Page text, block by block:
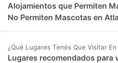
Alojamientos que Permiten
No Permiten Mascotas en
¿Qué Lugares Tenés Que Visitar
Lugares recomendados para